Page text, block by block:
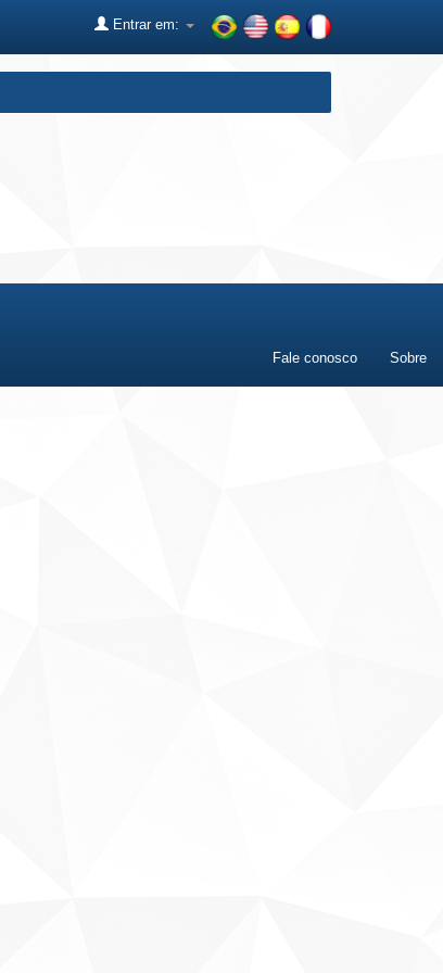
Entrar em:
Fale conosco Sobre